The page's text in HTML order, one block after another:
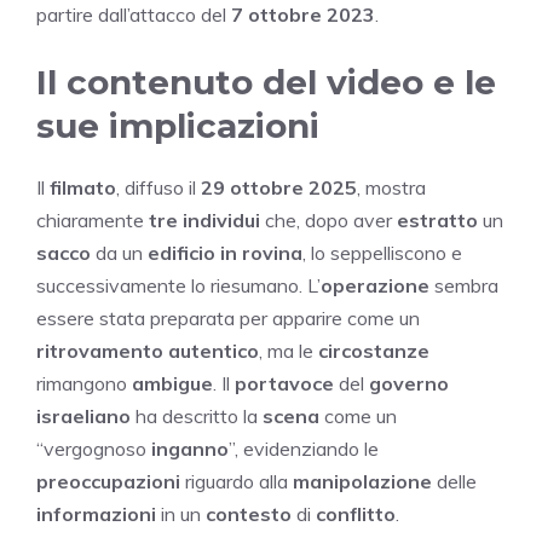
partire dall’attacco del 7 ottobre 2023
Il contenuto del video e le
sue implicazioni
Il filmato , diffuso il 29 ottobre 2025 , mostra
chiaramente tre individui che, dopo averestratto un
sacco da un edificio in rovina , lo seppelliscono e
successivamente lo riesumano. L’operazione sembra
essere stata preparata per apparire come un
ritrovamento autentico , ma le circostanze
rimangono ambigue . Il portavoce del governo
israeliano ha descritto la scena come un
“vergognoso inganno”, evidenziando le
preoccupazioni riguardo alla manipolazione delle
informazioni in un contesto di conflitto